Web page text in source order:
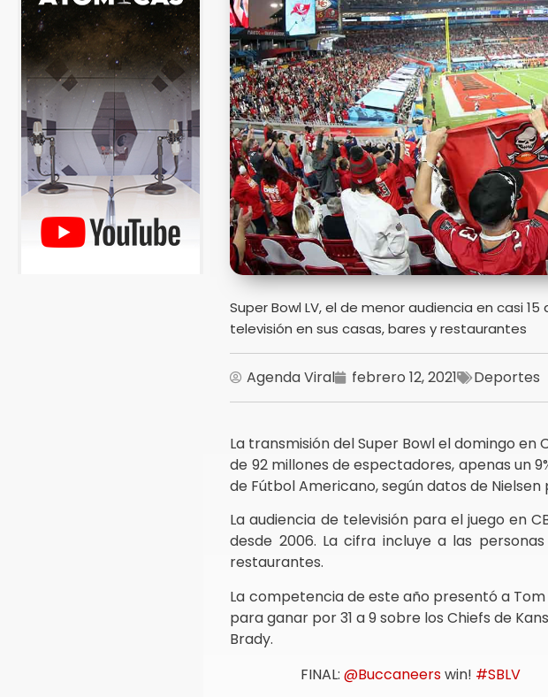
Super Bowl LV, el de menor audiencia en casi
televisión en sus casas, bares y restaurantes
Agenda Viral febrero 12, 2021 Deportes
La transmisión del Super Bowl el domingo
de 92 millones de espectadores, apenas un
de Fútbol Americano, según datos de
La audiencia de televisión para el juego en
desde 2006. La cifra incluye a las
restaurantes.
La competencia de este año presentó a
para ganar por 31 a 9 sobre los Chiefs de
Brady.
FINAL:@Buccaneerswin! #SBLV